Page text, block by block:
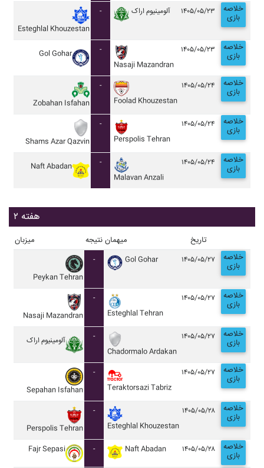
Esteghlal Khouzestan
- آلومينيوم اراک ۱۴۰۵/۰۵/۲۳ خلاصه
بازی
Gol Gohar
-
Nasaji Mazandran
۱۴۰۵/۰۵/۲۳ خلاصه
بازی
Zobahan Isfahan
-
Foolad Khouzestan
۱۴۰۵/۰۵/۲۴ خلاصه
بازی
Shams Azar Qazvin
-
Perspolis Tehran
۱۴۰۵/۰۵/۲۴ خلاصه
بازی
Naft Abadan
-
Malavan Anzali
۱۴۰۵/۰۵/۲۴ خلاصه
بازی
هفته ۲
میزبان نتیجه میهمان تاریخ
Peykan Tehran
- Gol Gohar ۱۴۰۵/۰۵/۲۷ خلاصه
بازی
Nasaji Mazandran
-
Esteghlal Tehran
۱۴۰۵/۰۵/۲۷ خلاصه
بازی
آلومينيوم اراک
-
Chadormalo Ardakan
۱۴۰۵/۰۵/۲۷ خلاصه
بازی
Sepahan Isfahan
-
Teraktorsazi Tabriz
۱۴۰۵/۰۵/۲۷ خلاصه
بازی
Perspolis Tehran
-
Esteghlal Khouzestan
۱۴۰۵/۰۵/۲۸ خلاصه
بازی
Fajr Sepasi - Naft Abadan ۱۴۰۵/۰۵/۲۸ خلاصه
بازی